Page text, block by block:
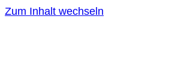
Zum Inhalt wechseln